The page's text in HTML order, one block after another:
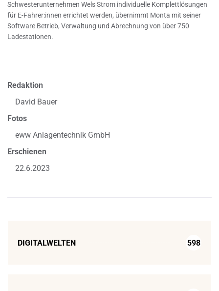
Schwesterunternehmen Wels Strom individuelle Komplettlösungen
für E-Fahrer:innen errichtet werden, übernimmt Monta mit seiner
Software Betrieb, Verwaltung und Abrechnung von über 750
Ladestationen.
Redaktion
David Bauer
Fotos
eww Anlagentechnik GmbH
Erschienen
22.6.2023
DIGITALWELTEN 598